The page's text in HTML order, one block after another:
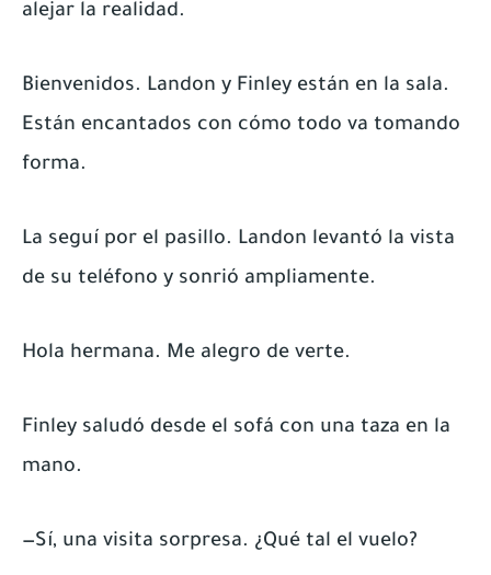
alejar la realidad.
Bienvenidos. Landon y Finley están en la sala.
Están encantados con cómo todo va tomando
forma.
La seguí por el pasillo. Landon levantó la vista
de su teléfono y sonrió ampliamente.
Hola hermana. Me alegro de verte.
Finley saludó desde el sofá con una taza en la
mano.
—Sí, una visita sorpresa. ¿Qué tal el vuelo?